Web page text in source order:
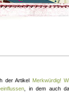
der Artikel Merkwürdig!
, in dem auch